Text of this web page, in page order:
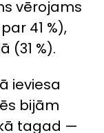
vērojams
41 %),
(31 %).
ieviesa
bijām
tagad —